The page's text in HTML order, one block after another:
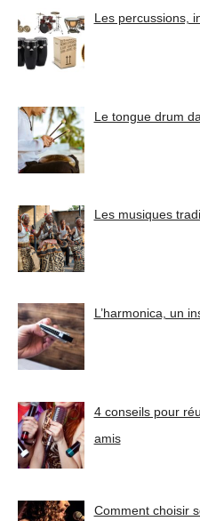
Les percussions,
Le tongue drum
Les musiques
L’harmonica, un
4 conseils pour
amis
Comment choisir